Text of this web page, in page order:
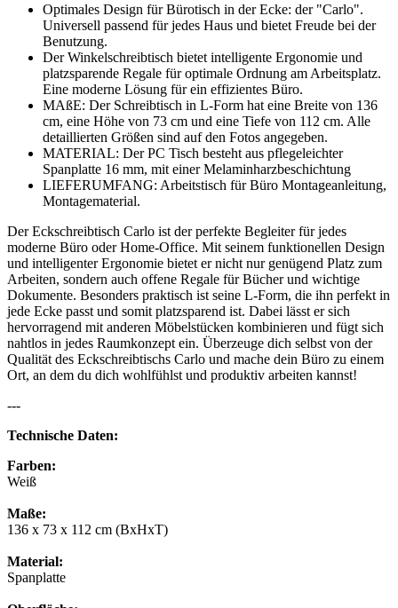
Optimales Design für Bürotisch in der Ecke: der "Carlo".
Universell passend für jedes Haus und bietet Freude bei der
Benutzung.
Der Winkelschreibtisch bietet intelligente Ergonomie und
platzsparende Regale für optimale Ordnung am Arbeitsplatz.
Eine moderne Lösung für ein effizientes Büro.
MAßE: Der Schreibtisch in L-Form hat eine Breite von 136
cm, eine Höhe von 73 cm und eine Tiefe von 112 cm. Alle
detaillierten Größen sind auf den Fotos angegeben.
MATERIAL: Der PC Tisch besteht aus pflegeleichter
Spanplatte 16 mm, mit einer Melaminharzbeschichtung
LIEFERUMFANG: Arbeitstisch für Büro Montageanleitung,
Montagematerial.
Der Eckschreibtisch Carlo ist der perfekte Begleiter für jedes
moderne Büro oder Home-Office. Mit seinem funktionellen Design
und intelligenter Ergonomie bietet er nicht nur genügend Platz zum
Arbeiten, sondern auch offene Regale für Bücher und wichtige
Dokumente. Besonders praktisch ist seine L-Form, die ihn perfekt in
jede Ecke passt und somit platzsparend ist. Dabei lässt er sich
hervorragend mit anderen Möbelstücken kombinieren und fügt sich
nahtlos in jedes Raumkonzept ein. Überzeuge dich selbst von der
Qualität des Eckschreibtischs Carlo und mache dein Büro zu einem
Ort, an dem du dich wohlfühlst und produktiv arbeiten kannst!
---
Technische Daten:
Farben:
Weiß
Maße:
136 x 73 x 112 cm (BxHxT)
Material:
Spanplatte